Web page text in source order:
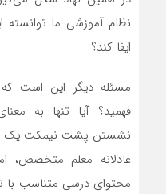
نظام آموزشی ما توانسته
ایفا کند؟
مسئله دیگر این است
فهمید؟ آیا تنها به
نشستن پشت نیمکت یک
عادلانه معلم متخصص،
محتوای درسی متناسب با